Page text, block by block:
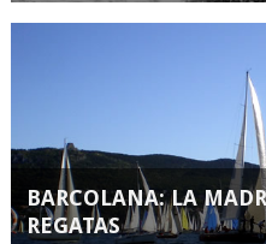
BARCOLANA: LA
REGATAS